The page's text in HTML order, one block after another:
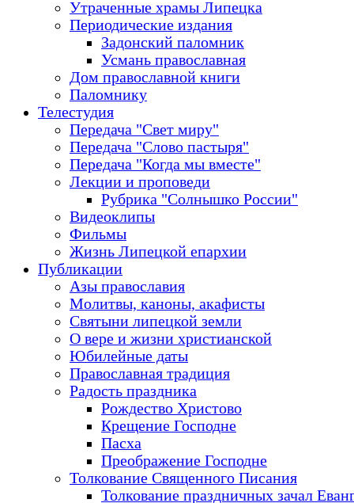
Утраченные храмы Липецка
Периодические издания
Задонский паломник
Усмань православная
Дом православной книги
Паломнику
Телестудия
Передача "Свет миру"
Передача "Слово пастыря"
Передача "Когда мы вместе"
Лекции и проповеди
Рубрика "Солнышко России"
Видеоклипы
Фильмы
Жизнь Липецкой епархии
Публикации
Азы православия
Молитвы, каноны, акафисты
Святыни липецкой земли
О вере и жизни христианской
Юбилейные даты
Православная традиция
Радость праздника
Рождество Христово
Крещение Господне
Пасха
Преображение Господне
Толкование Священного Писания
Толкование праздничных зачал